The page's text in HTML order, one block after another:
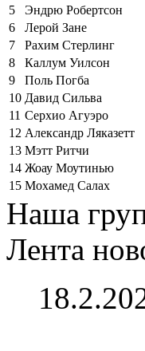
5
Эндрю Робертсон
6
Лерой Зане
7
Рахим Стерлинг
8
Каллум Уилсон
9
Поль Погба
10 Давид Сильва
11 Серхио Агуэро
12 Александр Ляказетт
13 Мэтт Ритчи
14 Жоау Моутинью
15 Мохамед Салах
Наша
Лента